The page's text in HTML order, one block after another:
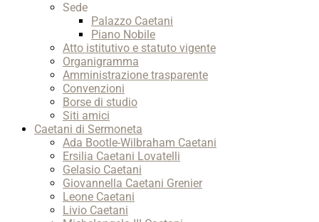
Sede
Palazzo Caetani
Piano Nobile
Atto istitutivo e statuto vigente
Organigramma
Amministrazione trasparente
Convenzioni
Borse di studio
Siti amici
Caetani di Sermoneta
Ada Bootle-Wilbraham Caetani
Ersilia Caetani Lovatelli
Gelasio Caetani
Giovannella Caetani Grenier
Leone Caetani
Livio Caetani